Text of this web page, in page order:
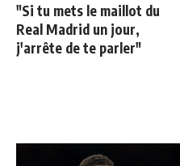
"Si tu mets le maillot du
Real Madrid un jour,
j'arrête de te parler"